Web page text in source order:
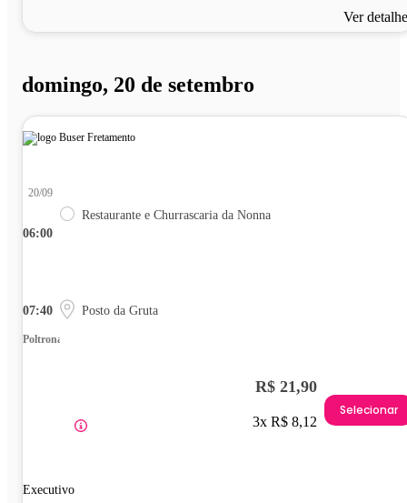
Ver
domingo, 20 de setembro
06:00
20/09
Restaurante e Churrascaria da Nonna
07:40 Posto da Gruta
Poltrona
Executivo
R$ 21,90
3x R$ 8,12
Selecionar